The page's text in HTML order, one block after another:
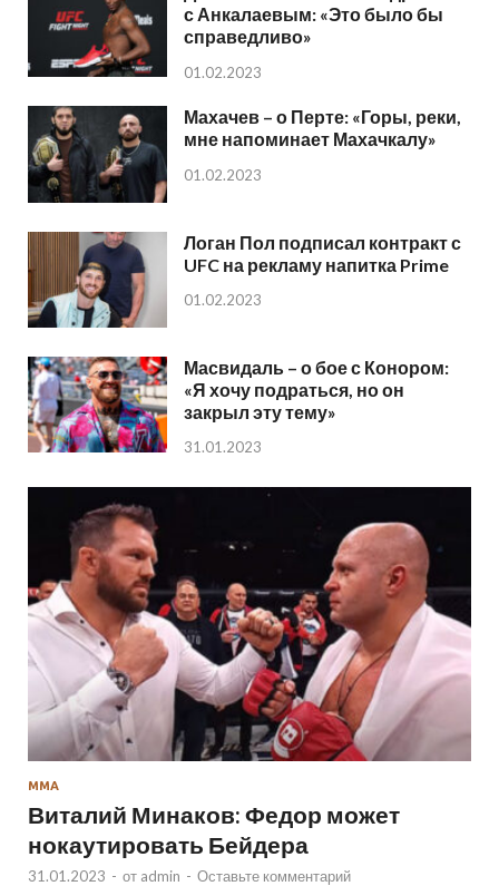
с Анкалаевым: «Это было бы
справедливо»
01.02.2023
Махачев – о Перте: «Горы, реки,
мне напоминает Махачкалу»
01.02.2023
Логан Пол подписал контракт с
UFC на рекламу напитка Prime
01.02.2023
Масвидаль – о бое с Конором:
«Я хочу подраться, но он
закрыл эту тему»
31.01.2023
ММА
Виталий Минаков: Федор может
нокаутировать Бейдера
31.01.2023 - от admin - Оставьте комментарий